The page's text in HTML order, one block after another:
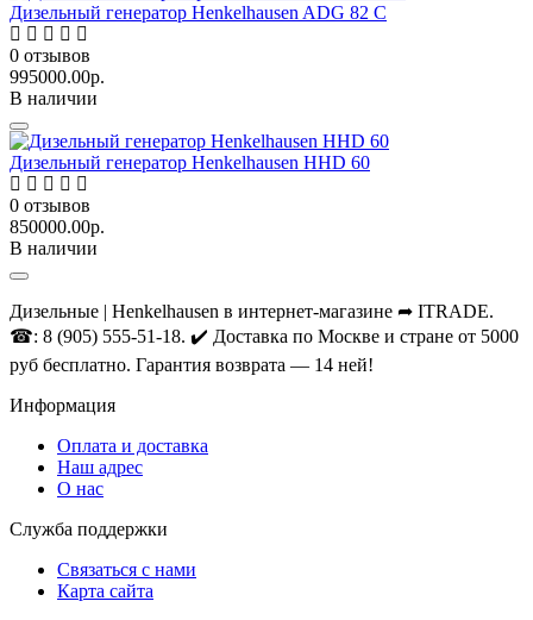
Дизельный генератор Henkelhausen ADG 82 C
0 отзывов
995000.00р.
В наличии
Дизельный генератор Henkelhausen HHD 60
0 отзывов
850000.00р.
В наличии
Дизельные | Henkelhausen в интернет-магазине ➦ ITRADE.
☎: 8 (905) 555-51-18. ✔️ Доставка по Москве и стране от 5000
руб бесплатно. Гарантия возврата — 14 ней!
Информация
Оплата и доставка
Наш адрес
О нас
Служба поддержки
Связаться с нами
Карта сайта